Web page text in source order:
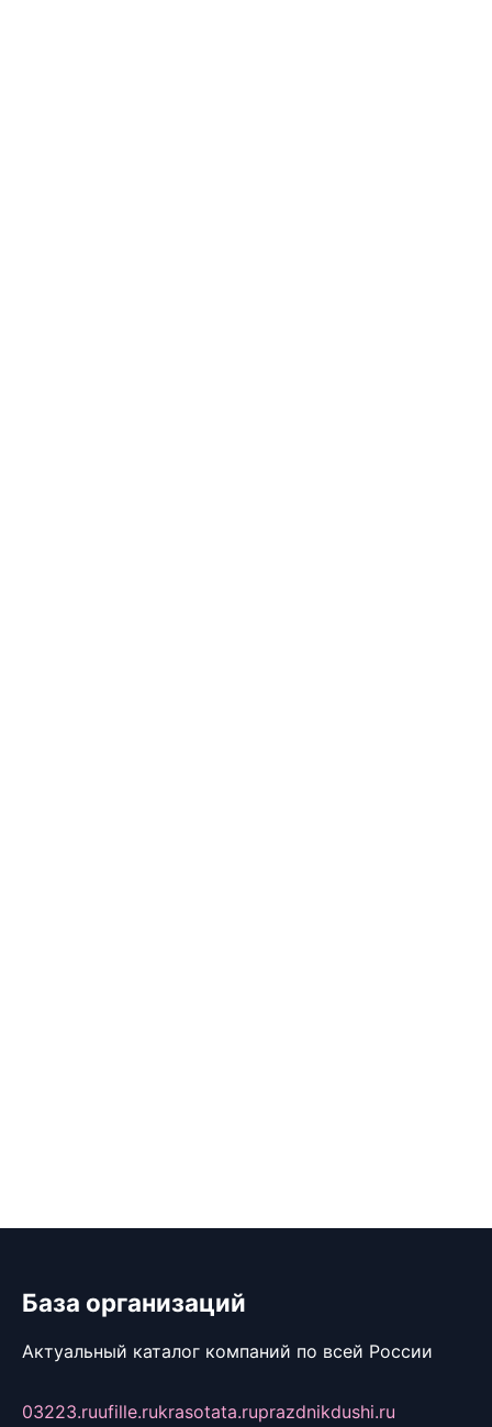
База организаций
Актуальный каталог компаний по всей России
03223.ruufille.rukrasotata.ruprazdnikdushi.ru